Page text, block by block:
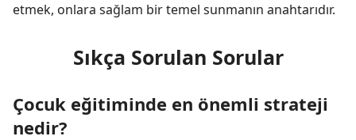
etmek, onlara sağlam bir temel sunmanın anahtarıdır.
Sıkça Sorulan Sorular
Çocuk eğitiminde en önemli strateji
nedir?